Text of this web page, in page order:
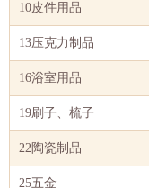
10皮件用品
13压克力制品
16浴室用品
19刷子、梳子
22陶瓷制品
25五金